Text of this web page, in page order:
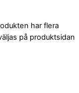
har flera
på produktsidan